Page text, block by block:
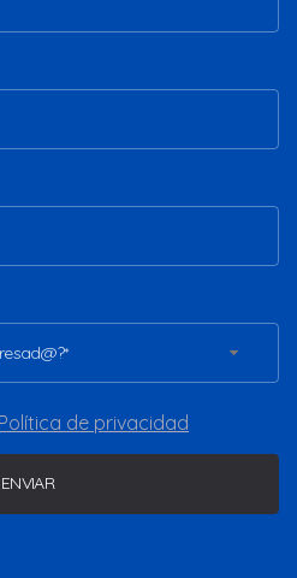
Política de privacidad